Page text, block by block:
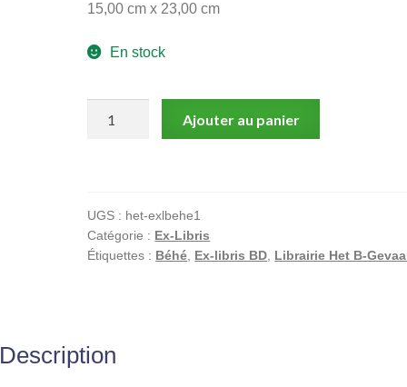
15,00 cm x 23,00 cm
En stock
:
Servante
Joseph
Ajouter au panier
UGS : het-exlbehe1
Catégorie : Ex-Libris
Étiquettes : Béhé, Ex-libris BD, Librairie Het B-
Description